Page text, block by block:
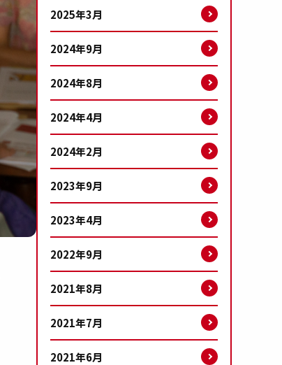
2025年3月
2024年9月
2024年8月
2024年4月
2024年2月
2023年9月
2023年4月
2022年9月
2021年8月
2021年7月
2021年6月